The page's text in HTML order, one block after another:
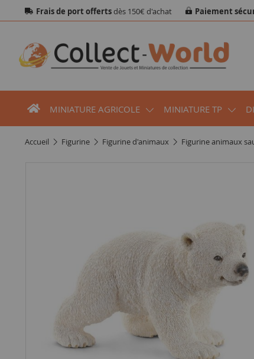
Frais de port offertsdès 150€ d'achat Paiement
MINIATURE AGRICOLE MINIATURE TP
accueil figurine figurine d'animaux figurine animaux